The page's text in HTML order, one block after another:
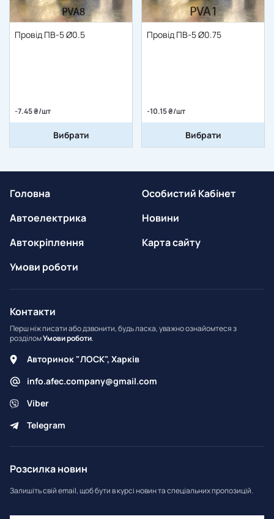
Провід ПВ-5 Ø0.5
-7.45 ₴/шт
Вибрати
Провід ПВ-5 Ø0.75
-10.15 ₴/шт
Вибрати
Головна
Автоелектрика
Автокріплення
Умови роботи
Особистий Кабінет
Новини
Карта сайту
Контакти
Перш ніж писати або дзвонити, будь ласка, уважно ознайомтеся з
розділомУмови роботи.
Авторинок "ЛОСК", Харків
info.afec.company@gmail.com
Viber
Telegram
Розсилка новин
Залишіть свій email, щоб бути в курсі новин та спеціальних пропозицій.